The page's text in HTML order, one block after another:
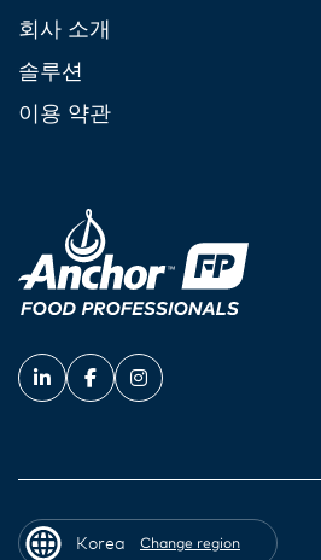
회사 소개
솔루션
이용 약관
Korea Change region